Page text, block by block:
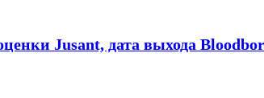
Jusant, дата выхода